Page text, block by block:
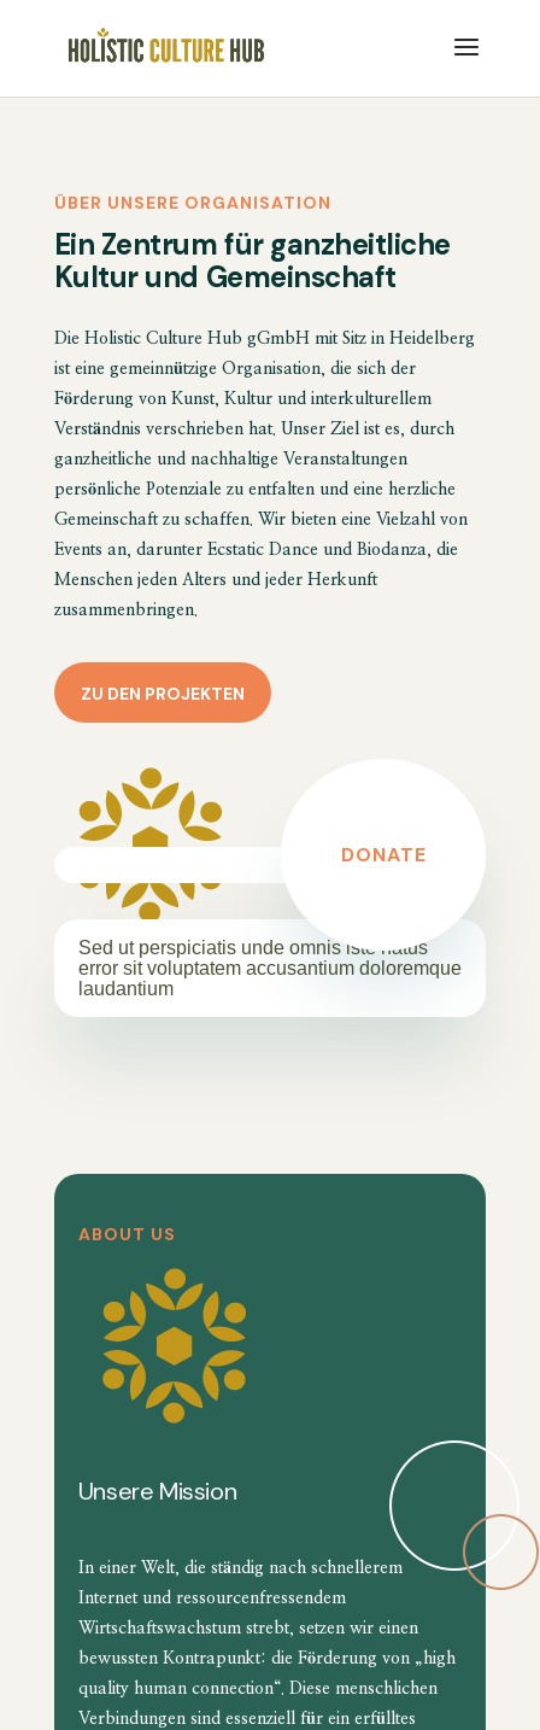
ÜBER UNSERE ORGANISATION
Ein Zentrum für ganzheitliche
Kultur und Gemeinschaft
Die Holistic Culture Hub gGmbH mit Sitz in Heidelberg
ist eine gemeinnützige Organisation, die sich der
Förderung von Kunst, Kultur und interkulturellem
Verständnis verschrieben hat. Unser Ziel ist es, durch
ganzheitliche und nachhaltige Veranstaltungen
persönliche Potenziale zu entfalten und eine herzliche
Gemeinschaft zu schaffen. Wir bieten eine Vielzahl von
Events an, darunter Ecstatic Dance und Biodanza, die
Menschen jeden Alters und jeder Herkunft
zusammenbringen.
ZU DEN PROJEKTEN
DONATE
Sed ut perspiciatis unde omnis iste natus
error sit voluptatem accusantium doloremque
laudantium
ABOUT US
Unsere Mission
In einer Welt, die ständig nach schnellerem
Internet und ressourcenfressendem
Wirtschaftswachstum strebt, setzen wir einen
bewussten Kontrapunkt: die Förderung von „high
quality human connection“. Diese menschlichen
Verbindungen sind essenziell für ein erfülltes